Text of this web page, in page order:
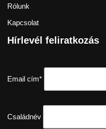
Rólunk
Kapcsolat
Hírlevél feliratkozás
Email cím*
Családnév